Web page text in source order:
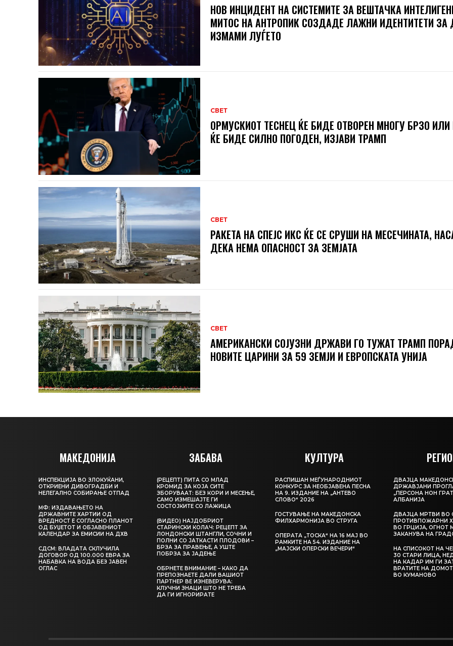
НОВ ИНЦИДЕНТ НА СИСТЕМИТЕ ЗА ВЕШТАЧКА
МИТОС НА АНТРОПИК СОЗДАДЕ ЛАЖНИ ИДЕНТИТЕТИ ЗА
ИЗМАМИ ЛУЃЕТО
СВЕТ
ОРМУСКИОТ ТЕСНЕЦ ЌЕ БИДЕ ОТВОРЕН МНОГУ БРЗО ИЛИ
ЌЕ БИДЕ СИЛНО ПОГОДЕН, ИЗЈАВИ ТРАМП
СВЕТ
РАКЕТА НА СПЕЈС ИКС ЌЕ СЕ СРУШИ НА МЕСЕЧИНАТА,
ДЕКА НЕМА ОПАСНОСТ ЗА ЗЕМЈАТА
СВЕТ
АМЕРИКАНСКИ СОЈУЗНИ ДРЖАВИ ГО ТУЖАТ ТРАМП
НОВИТЕ ЦАРИНИ ЗА 59 ЗЕМЈИ И ЕВРОПСКАТА УНИЈА
МАКЕДОНИЈА
ИНСПЕКЦИЈА ВО ЗЛОКУЌАНИ,
ОТКРИЕНИ ДИВОГРАДБИ И
НЕЛЕГАЛНО СОБИРАЊЕ ОТПАД
МФ: ИЗДАВАЊЕТО НА
ДРЖАВНИТЕ ХАРТИИ ОД
ВРЕДНОСТ Е СОГЛАСНО ПЛАНОТ
ОД БУЏЕТОТ И ОБЈАВЕНИОТ
КАЛЕНДАР ЗА ЕМИСИИ НА ДХВ
СДСМ: ВЛАДАТА СКЛУЧИЛА
ДОГОВОР ОД 100.000 ЕВРА ЗА
НАБАВКА НА ВОДА БЕЗ ЈАВЕН
ОГЛАС
ЗАБАВА
(РЕЦЕПТ) ПИТА СО МЛАД
КРОМИД ЗА КОЈА СИТЕ
ЗБОРУВААТ: БЕЗ КОРИ И МЕСЕЊЕ,
САМО ИЗМЕШАЈТЕ ГИ
СОСТОЈКИТЕ СО ЛАЖИЦА
(ВИДЕО) НАЈДОБРИОТ
СТАРИНСКИ КОЛАЧ: РЕЦЕПТ ЗА
ЛОНДОНСКИ ШТАНГЛИ, СОЧНИ И
ПОЛНИ СО ЈАТКАСТИ ПЛОДОВИ –
БРЗА ЗА ПРАВЕЊЕ, А УШТЕ
ПОБРЗА ЗА ЈАДЕЊЕ
ОБРНЕТЕ ВНИМАНИЕ – КАКО ДА
ПРЕПОЗНАЕТЕ ДАЛИ ВАШИОТ
ПАРТНЕР ВЕ ИЗНЕВЕРУВА:
КЛУЧНИ ЗНАЦИ ШТО НЕ ТРЕБА
ДА ГИ ИГНОРИРАТЕ
КУЛТУРА
РАСПИШАН МЕЃУНАРОДНИОТ
КОНКУРС ЗА НЕОБЈАВЕНА ПЕСНА
НА 9. ИЗДАНИЕ НА „АНТЕВО
СЛОВО“ 2026
ГОСТУВАЊЕ НА МАКЕДОНСКА
ФИЛХАРМОНИЈА ВО СТРУГА
ОПЕРАТА „ТОСКА“ НА 16 МАЈ ВО
РАМКИТЕ НА 54. ИЗДАНИЕ НА
„МАЈСКИ ОПЕРСКИ ВЕЧЕРИ“
ДВАЈЦА
ДРЖАВЈАНИ
„ПЕРСОНА НОН
АЛБАНИЈА
ДВАЈЦА МРТВИ ВО
ПРОТИВПОЖАРНИ
ВО ГРЦИЈА, ОГНОТ
ЗАКАНУВА НА
НА СПИСОКОТ НА
30 СТАРИ ЛИЦА,
НА КАДАР ИМ ГИ
ВРАТИТЕ НА ДОМОТ
ВО КУМАНОВО